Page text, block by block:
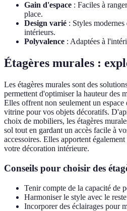
Gain d'espace : Faciles à
place.
Design varié : Styles
intérieurs.
Polyvalence : Adaptées à
Étagères murales :
Les étagères murales sont des
permettent d'optimiser la hauteur des
Elles offrent non seulement un espace
vitrine pour vos objets décoratifs.
choix de mobiliers, les étagères
sol tout en gardant un accès facile à
accessoires. Elles apportent
votre décoration intérieure.
Conseils pour choisir des
Tenir compte de la capacité de
Harmoniser le style avec le
Incorporer des éclairages pour